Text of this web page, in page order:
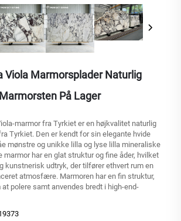
Viola Marmorsplader Naturlig
Marmorsten På Lager
marmor fra Tyrkiet er en højkvalitet naturlig
Tyrkiet. Den er kendt for sin elegante hvide
mønstre og unikke lilla og lyse lilla mineraliske
marmor har en glat struktur og fine åder, hvilket
kunstnerisk udtryk, der tilfører ethvert rum en
atmosfære. Marmoren har en fin struktur,
at polere samt anvendes bredt i high-end-